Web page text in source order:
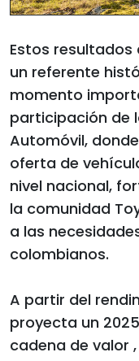
Estos
un referente
momento
participación de
Automóvil,
oferta de
nivel nacional,
la comunidad
a las
colombianos.
A partir del
proyecta un
cadena de valor